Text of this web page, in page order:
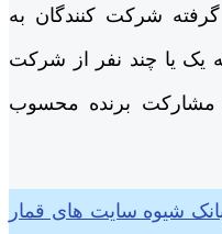
شرکت کنندگان به
یک یا چند نفر از شرکت
مشارکت برنده محسوب
شیوه سایت های قمار